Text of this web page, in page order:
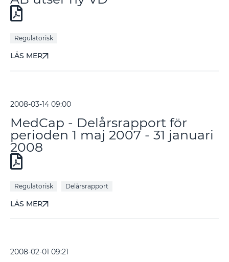
Regulatorisk
LÄS MER
2008-03-14 09:00
MedCap - Delårsrapport för
perioden 1 maj 2007 - 31 januari
2008
Regulatorisk Delårsrapport
LÄS MER
2008-02-01 09:21